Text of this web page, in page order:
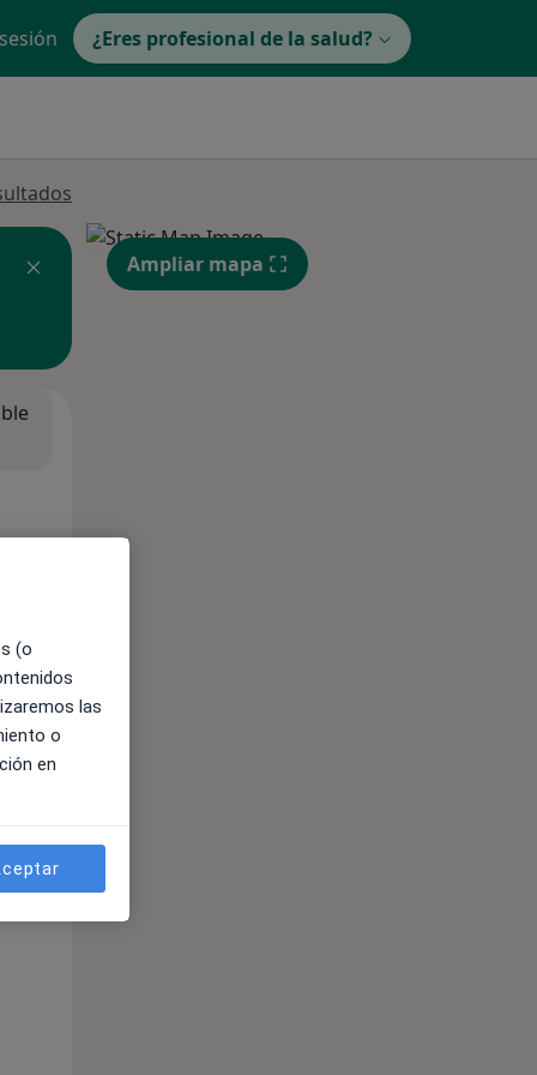
¿Eres profesional de la salud?
Ampliar mapa
(o
las
o
en